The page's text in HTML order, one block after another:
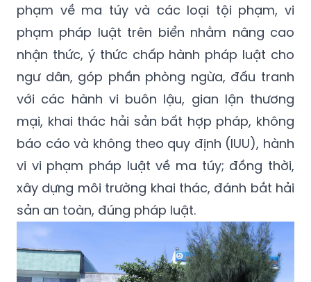
phạm về ma túy và các loại tội phạm, vi
phạm pháp luật trên biển nhằm nâng cao
nhận thức, ý thức chấp hành pháp luật cho
ngư dân, góp phần phòng ngừa, đấu tranh
với các hành vi buôn lậu, gian lận thương
mại, khai thác hải sản bất hợp pháp, không
báo cáo và không theo quy định (IUU), hành
vi vi phạm pháp luật về ma túy; đồng thời,
xây dựng môi trường khai thác, đánh bắt hải
sản an toàn, đúng pháp luật.